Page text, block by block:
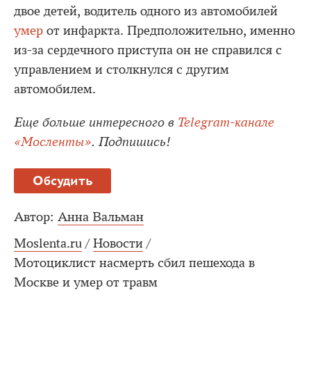
двое детей, водитель одного из автомобилей
умер от инфаркта. Предположительно, именно
из-за сердечного приступа он не справился с
управлением и столкнулся с другим
автомобилем.
Еще больше интересного в Telegram-канале
«Мосленты». Подпишись!
Обсудить
Автор: Анна Вальман
Moslenta.ru / Новости /
Мотоциклист насмерть сбил пешехода в
Москве и умер от травм